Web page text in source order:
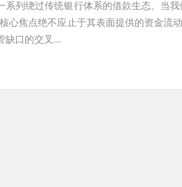
系列绕过传统银行体系的借款生态。当我
心焦点绝不应止于其表面提供的资金流
缺口的交叉...